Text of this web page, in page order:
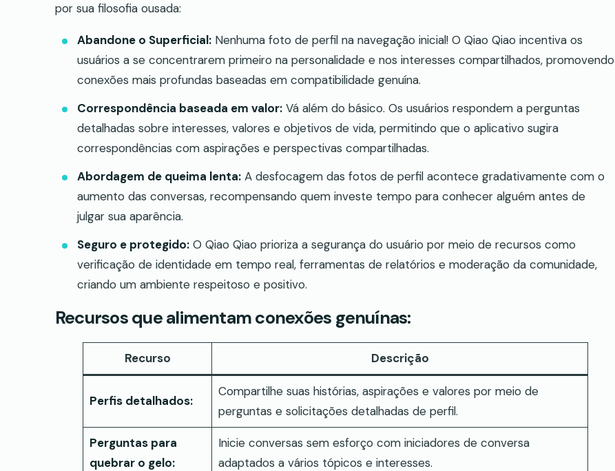
por sua filosofia ousada:
Abandone o Superficial: Nenhuma foto de perfil na navegação inicial! O Qiao Qiao incentiva os
usuários a se concentrarem primeiro na personalidade e nos interesses compartilhados, promovendo
conexões mais profundas baseadas em compatibilidade genuína.
Correspondência baseada em valor: Vá além do básico. Os usuários respondem a perguntas
detalhadas sobre interesses, valores e objetivos de vida, permitindo que o aplicativo sugira
correspondências com aspirações e perspectivas compartilhadas.
Abordagem de queima lenta: A desfocagem das fotos de perfil acontece gradativamente com o
aumento das conversas, recompensando quem investe tempo para conhecer alguém antes de
julgar sua aparência.
Seguro e protegido: O Qiao Qiao prioriza a segurança do usuário por meio de recursos como
verificação de identidade em tempo real, ferramentas de relatórios e moderação da comunidade,
criando um ambiente respeitoso e positivo.
Recursos que alimentam conexões genuínas:
Recurso Descrição
Perfis detalhados:
Compartilhe suas histórias, aspirações e valores por meio de
perguntas e solicitações detalhadas de perfil.
Perguntas para
quebrar o gelo:
Inicie conversas sem esforço com iniciadores de conversa
adaptados a vários tópicos e interesses.